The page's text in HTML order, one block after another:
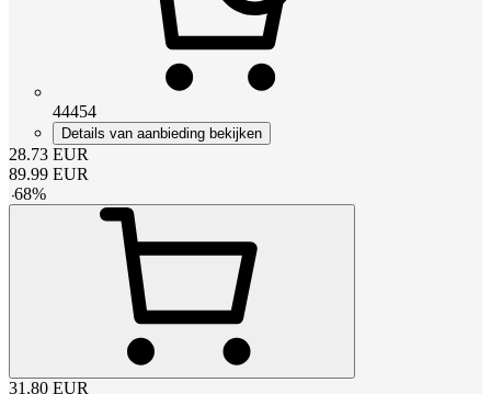
44454
Details van aanbieding bekijken
28.73 EUR
89.99 EUR
-68%
31.80 EUR